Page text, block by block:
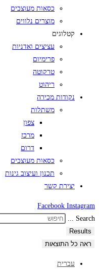
כסאות מעוצבים
מוצרים נלווים
קטלוגים
עציצים ואדניות
פרימיום
טרקוטה
ריהוט
נקודות מכירה
משתלות
צפון
מרכז
דרום
כסאות מעוצבים
תכנון ועיצוב גינות
יצירת קשר
Facebook Instagram
Search ...
Results
ראה כל התוצאות
עברית